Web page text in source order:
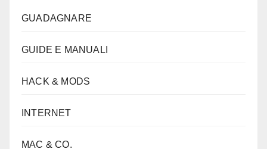
GUADAGNARE
GUIDE E MANUALI
HACK & MODS
INTERNET
MAC & CO.